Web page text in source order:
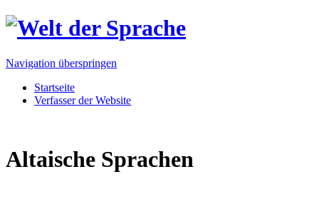
Navigation überspringen
Startseite
Verfasser der Website
Altaische Sprachen